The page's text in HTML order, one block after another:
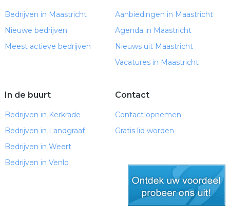
Bedrijven in Maastricht
Nieuwe bedrijven
Meest actieve bedrijven
Aanbiedingen in Maastricht
Agenda in Maastricht
Nieuws uit Maastricht
Vacatures in Maastricht
In de buurt
Bedrijven in Kerkrade
Bedrijven in Landgraaf
Bedrijven in Weert
Bedrijven in Venlo
Contact
Contact opnemen
Gratis lid worden